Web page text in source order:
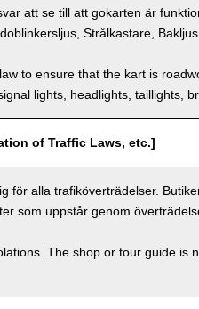
att se till att gokarten är
Strålkastare,
to ensure that the kart is
lights, headlights, taillights,
of Traffic Laws, etc.]
för alla trafiköverträdelser.
som uppstår genom
The shop or tour guide is